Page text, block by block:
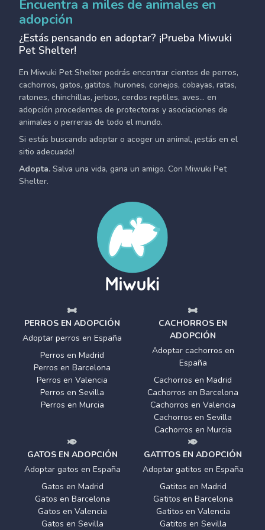
Encuentra a miles de animales en
adopción
¿Estás pensando en adoptar? ¡Prueba Miwuki
Pet Shelter!
En Miwuki Pet Shelter podrás encontrar cientos de perros,
cachorros, gatos, gatitos, hurones, conejos, cobayas, ratas,
ratones, chinchillas, jerbos, cerdos reptiles, aves... en
adopción procedentes de protectoras y asociaciones de
animales o perreras de todo el mundo.
Si estás buscando adoptar o acoger un animal, ¡estás en el
sitio adecuado!
Adopta. Salva una vida, gana un amigo. Con Miwuki Pet
Shelter.
PERROS EN ADOPCIÓN
Adoptar perros en España
Perros en Madrid
Perros en Barcelona
Perros en Valencia
Perros en Sevilla
Perros en Murcia
CACHORROS EN
ADOPCIÓN
Adoptar cachorros en
España
Cachorros en Madrid
Cachorros en Barcelona
Cachorros en Valencia
Cachorros en Sevilla
Cachorros en Murcia
GATOS EN ADOPCIÓN
Adoptar gatos en España
Gatos en Madrid
Gatos en Barcelona
Gatos en Valencia
Gatos en Sevilla
GATITOS EN ADOPCIÓN
Adoptar gatitos en España
Gatitos en Madrid
Gatitos en Barcelona
Gatitos en Valencia
Gatitos en Sevilla